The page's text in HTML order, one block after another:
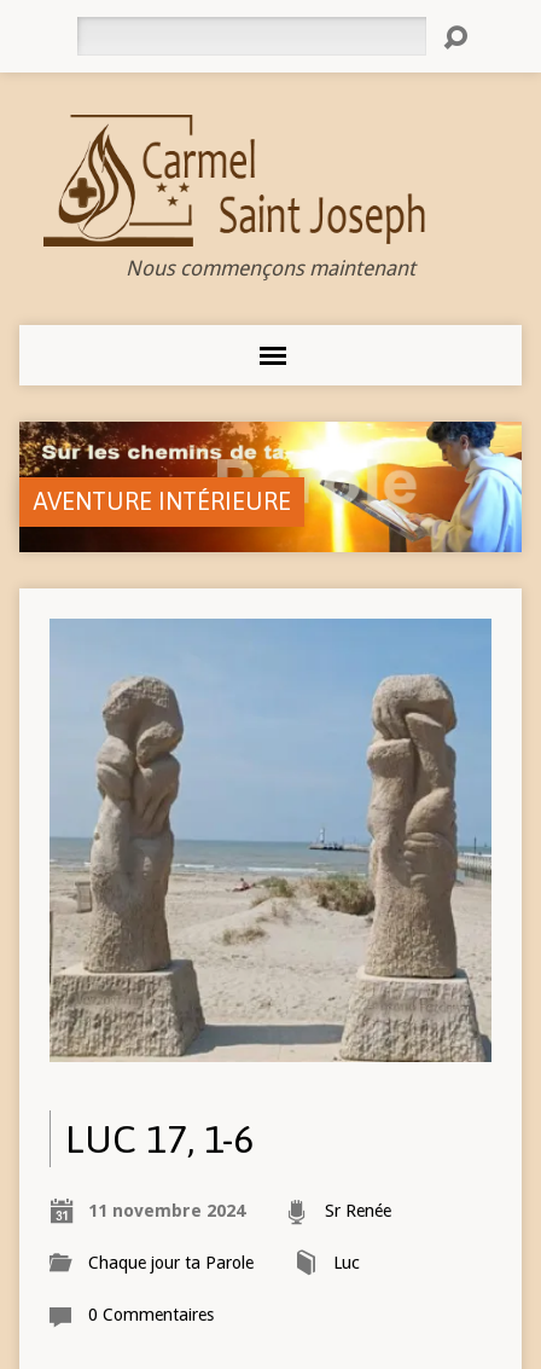
Nous commençons maintenant
AVENTURE INTÉRIEURE
LUC 17, 1-6
11 novembre 2024 Sr Renée
Chaque jour ta Parole Luc
0 Commentaires